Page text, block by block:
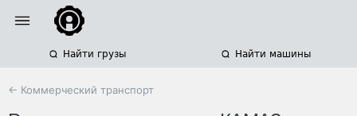
Найти грузы Найти машины
← Коммерческий транспорт